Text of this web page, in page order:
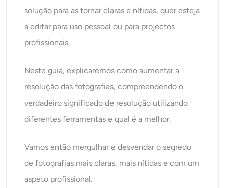
Gerador de tiro na cabeça Pro
Ferramentas de vídeo
Efeitos de vídeo
Aprimorador de vídeo
Removedor de Marca-d'água de Vídeo
solução para as tornar claras e nítidas, quer esteja
a editar para uso pessoal ou para projectos
profissionais.
Neste guia, explicaremos como aumentar a
resolução das fotografias, compreendendo o
verdadeiro significado de resolução utilizando
diferentes ferramentas e qual é a melhor.
Vamos então mergulhar e desvendar o segredo
de fotografias mais claras, mais nítidas e com um
aspeto profissional.